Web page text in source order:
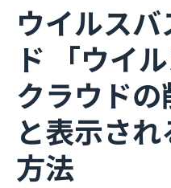
ウイルス
ド 「ウイ
クラウドの
と表示さ
方法